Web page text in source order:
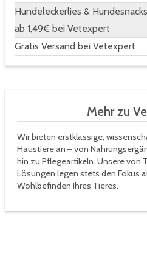
Hundeleckerlies & Hundesnacks
ab 1,49€ bei Vetexpert
Gratis Versand bei Vetexpert
Mehr zu
Wir bieten erstklassige,
Haustiere an – von
hin zu Pflegeartikeln. Unsere von
Lösungen legen stets den Fokus
Wohlbefinden Ihres Tieres.